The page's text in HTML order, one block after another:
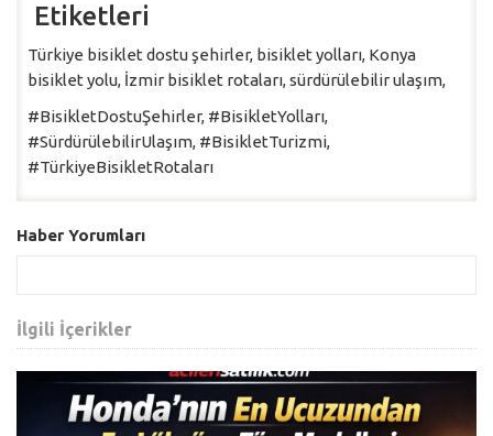
Etiketleri
Türkiye bisiklet dostu şehirler, bisiklet yolları, Konya
bisiklet yolu, İzmir bisiklet rotaları, sürdürülebilir ulaşım,
#BisikletDostuŞehirler, #BisikletYolları,
#SürdürülebilirUlaşım, #BisikletTurizmi,
#TürkiyeBisikletRotaları
Haber Yorumları
İlgili İçerikler